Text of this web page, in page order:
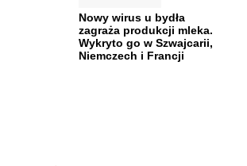
Nowy wirus u bydła
zagraża produkcji mleka.
Wykryto go w Szwajcarii,
Niemczech i Francji